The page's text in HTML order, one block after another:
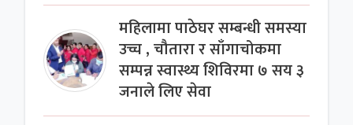
महिलामा पाठेघर सम्बन्धी समस्या
उच्च , चौतारा र साँगाचोकमा
सम्पन्न स्वास्थ्य शिविरमा ७ सय ३
जनाले लिए सेवा